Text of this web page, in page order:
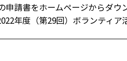
申請書をホームページからダ
年度（第29回）ボランティア